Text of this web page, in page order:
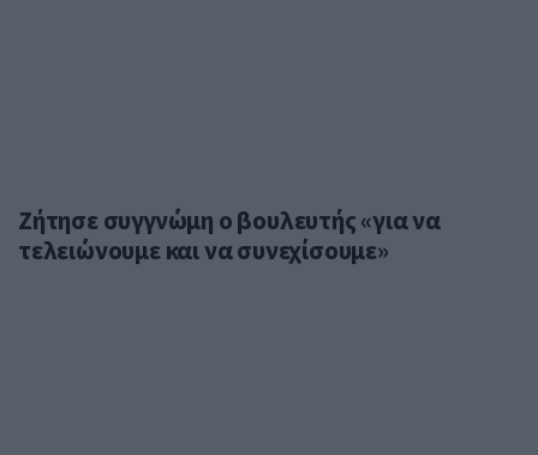
Ζήτησε συγγνώμη ο βουλευτής «για να
τελειώνουμε και να συνεχίσουμε»